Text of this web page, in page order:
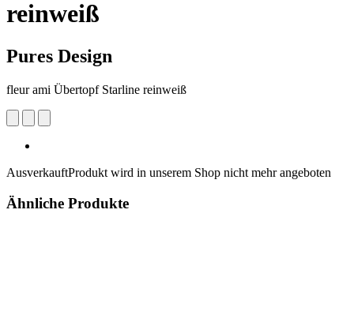
reinweiß
Pures Design
fleur ami Übertopf Starline reinweiß
AusverkauftProdukt wird in unserem Shop nicht mehr angeboten
Ähnliche Produkte